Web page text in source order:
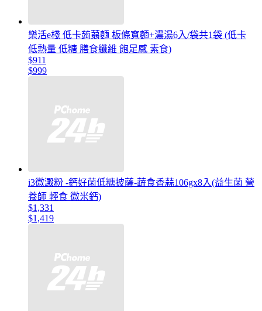
樂活e棧 低卡蒟蒻麵 板條寬麵+濃湯6入/袋共1袋 (低卡
低熱量 低糖 膳食纖維 飽足感 素食)
$911
$999
i3微澱粉 -鈣好菌低糖披薩-蔬食香蒜106gx8入(益生菌 營
養師 輕食 微米鈣)
$1,331
$1,419